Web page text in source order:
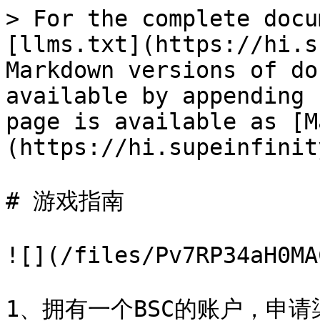
> For the complete
[llms.txt](https://
Markdown versions of
available by
page is available as
(https://
# 游戏指南
![](/files/
1、拥有一个BSC的账户，申